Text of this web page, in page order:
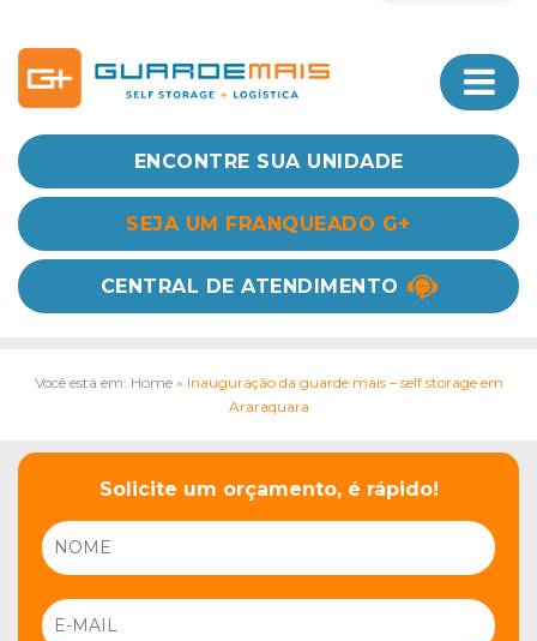
ENCONTRE SUA UNIDADE
SEJA UM FRANQUEADO G+
CENTRAL DE ATENDIMENTO
Você está em: Home» Inauguração da guarde mais – self storage em
Araraquara
Solicite um orçamento, é rápido!